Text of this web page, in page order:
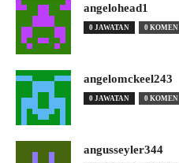
angelohead1
0 JAWATAN 0 KOMEN
angelomckeel243
0 JAWATAN 0 KOMEN
angusseyler344